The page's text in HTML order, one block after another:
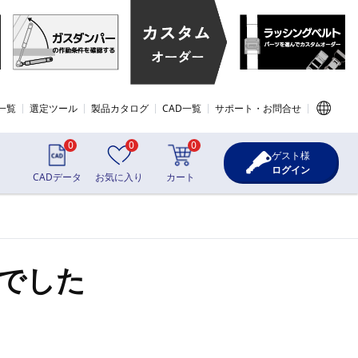
覧 選定ツール 製品カタログ CAD一覧 サポート・お問合せ
0
CADデータ
0
お気に入り
0
カート
ゲスト様
ログイン
した